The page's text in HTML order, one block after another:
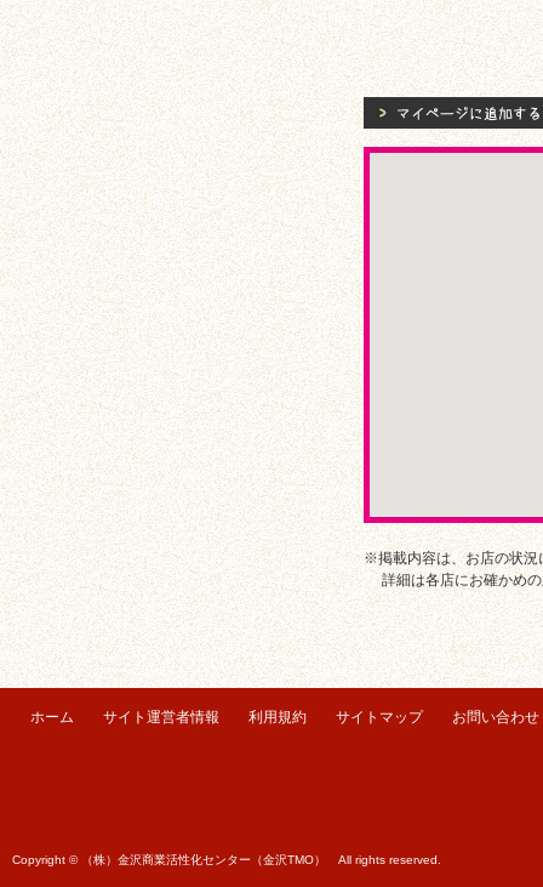
※掲載内容は、お店の状況
詳細は各店にお確かめの
ホーム サイト運営者情報 利用規約 サイトマップ お問い合わせ
Copyright © （株）金沢商業活性化センター（金沢TMO） All rights reserved.